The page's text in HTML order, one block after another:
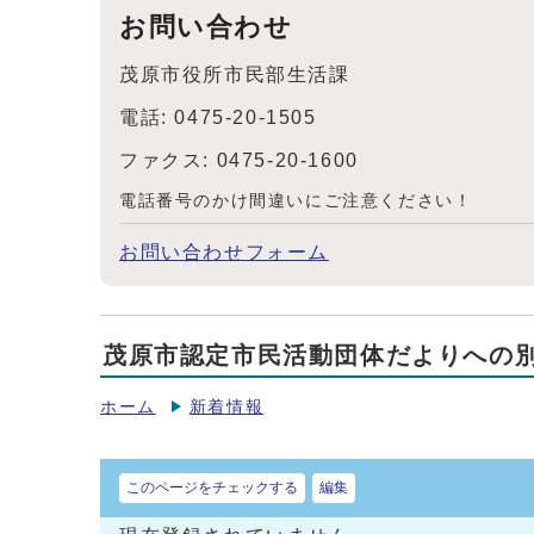
お問い合わせ
茂原市役所市民部生活課
電話: 0475-20-1505
ファクス: 0475-20-1600
電話番号のかけ間違いにご注意ください！
お問い合わせフォーム
茂原市認定市民活動団体だよりへの
ホーム 新着情報
このページをチェックする 編集